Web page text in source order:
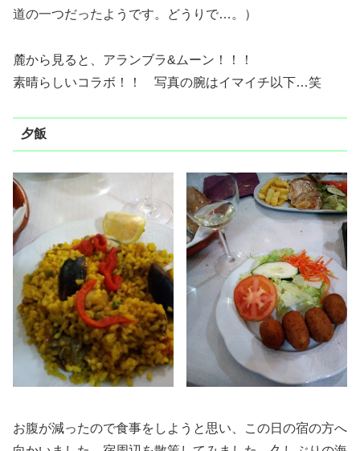
道の一つだったようです。どうりで…。）
麓から見ると、アランブラ&ムーン！！！
素晴らしいコラボ！！ 写真の腕はイマイチ以下…笑
夕飯
お腹が減ったので食事をしようと思い、この日の宿の方へ